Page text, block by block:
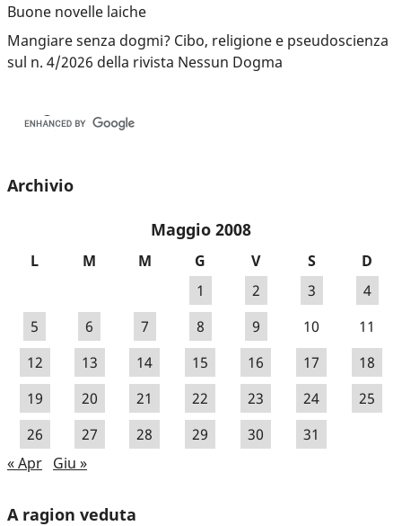
Buone novelle laiche
Mangiare senza dogmi? Cibo, religione e pseudoscienza
sul n. 4/2026 della rivista Nessun Dogma
Archivio
Maggio 2008
L M M G V S
D
1
2 3
4
5
6 7 8 9 10
11
12
13 14 15 16 17
18
19
20 21 22 23 24
25
26
27 28 29 30
31
« Apr Giu »
A ragion veduta